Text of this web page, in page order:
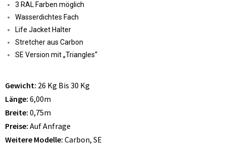
3 RAL Farben möglich
Wasserdichtes Fach
Life Jacket Halter
Stretcher aus Carbon
SE Version mit „Triangles“
Gewicht: 26 Kg Bis 30 Kg
Länge: 6,00m
Breite: 0,75m
Preise: Auf Anfrage
Weitere Modelle: Carbon, SE